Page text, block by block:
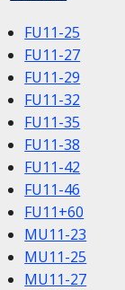
FU11-25
FU11-27
FU11-29
FU11-32
FU11-35
FU11-38
FU11-42
FU11-46
FU11+60
MU11-23
MU11-25
MU11-27